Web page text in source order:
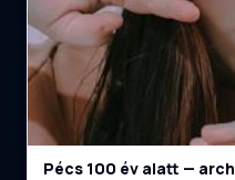
Pécs 100 év alatt —